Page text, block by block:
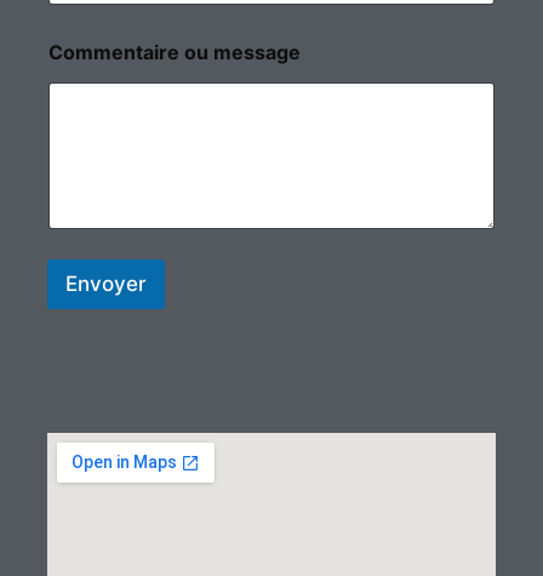
Commentaire ou message
Envoyer